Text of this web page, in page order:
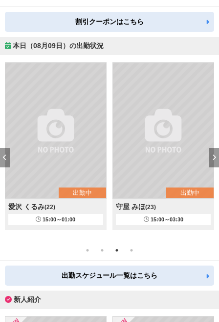
割引クーポンはこちら
本日（08月09日）の出勤状況
出勤中
愛沢 くるみ(22)
15:00～01:00
出勤中
守屋 みほ(23)
15:00～03:30
出勤スケジュール一覧はこちら
新人紹介